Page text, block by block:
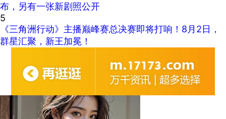
布，另有一张新剧照公开
5
《三角洲行动》主播巅峰赛总决赛即将打响！8月2日，
群星汇聚，新王加冕！